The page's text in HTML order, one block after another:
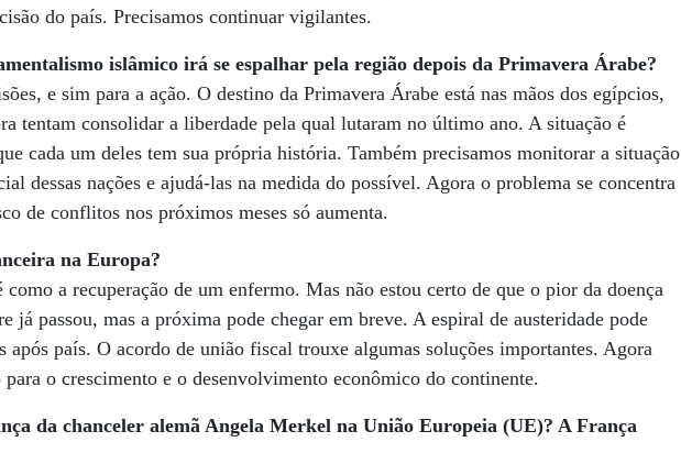
do país. Precisamos continuar vigilantes.
islâmico irá se espalhar pela região depois da Primavera Árabe?
e sim para a ação. O destino da Primavera Árabe está nas mãos dos egípcios,
tentam consolidar a liberdade pela qual lutaram no último ano. A situação é
cada um deles tem sua própria história. Também precisamos monitorar a situação
dessas nações e ajudá-las na medida do possível. Agora o problema se concentra
de conflitos nos próximos meses só aumenta.
na Europa?
como a recuperação de um enfermo. Mas não estou certo de que o pior da doença
já passou, mas a próxima pode chegar em breve. A espiral de austeridade pode
após país. O acordo de união fiscal trouxe algumas soluções importantes. Agora
o crescimento e o desenvolvimento econômico do continente.
da chanceler alemã Angela Merkel na União Europeia (UE)? A França